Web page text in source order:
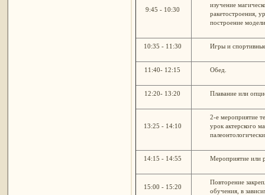
9:45 - 10:30
изучение
ракетостроения,
построение
10:35 - 11:30 Игры и
11:40- 12:15 Обед.
12:20- 13:20 Плавание или
13:25 - 14:10
2-е мероприятие
урок актерского
14:15 - 14:55 Мероприятие или
15:00 - 15:20
Повторение
обучения, в